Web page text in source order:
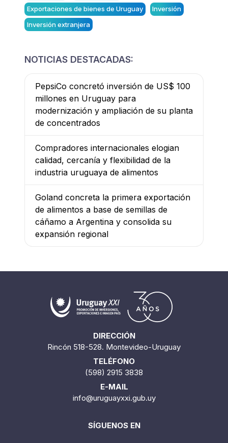
Exportaciones de bienes de Uruguay
Inversión
Inversión extranjera
NOTICIAS DESTACADAS:
PepsiCo concretó inversión de US$ 100
millones en Uruguay para
modernización y ampliación de su planta
de concentrados
Compradores internacionales elogian
calidad, cercanía y flexibilidad de la
industria uruguaya de alimentos
Goland concreta la primera exportación
de alimentos a base de semillas de
cáñamo a Argentina y consolida su
expansión regional
DIRECCIÓN
Rincón 518-528. Montevideo-Uruguay
TELÉFONO
(598) 2915 3838
E-MAIL
info@uruguayxxi.gub.uy
SÍGUENOS EN